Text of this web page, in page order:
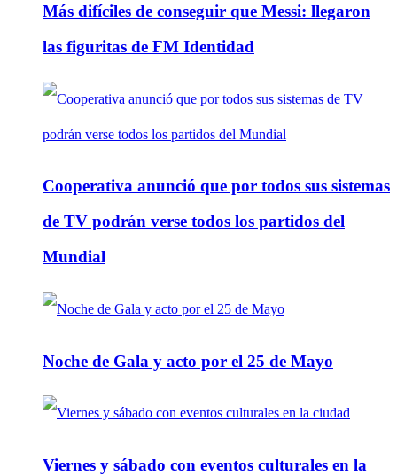
Más difíciles de conseguir que Messi: llegaron
las figuritas de FM Identidad
Cooperativa anunció que por todos sus sistemas
de TV podrán verse todos los partidos del
Mundial
Noche de Gala y acto por el 25 de Mayo
Viernes y sábado con eventos culturales en la